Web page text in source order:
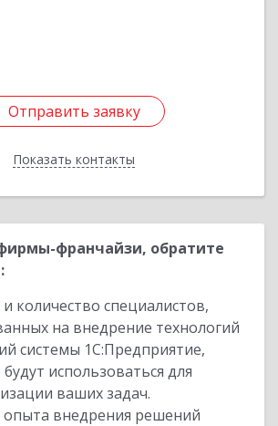
Отправить заявку
Показать контакты
Отправить заявку
Назад
франчайзи, обратите
количество специалистов,
на внедрение технологий
системы 1С:Предприятие,
использоваться для
ваших задач.
опыта внедрения решений